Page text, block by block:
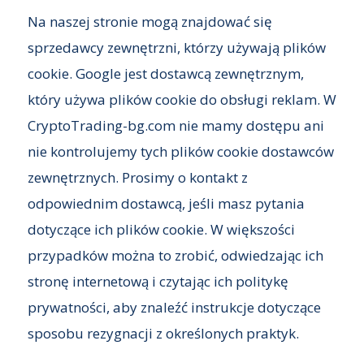
Na naszej stronie mogą znajdować się
sprzedawcy zewnętrzni, którzy używają plików
cookie. Google jest dostawcą zewnętrznym,
który używa plików cookie do obsługi reklam. W
CryptoTrading-bg.com nie mamy dostępu ani
nie kontrolujemy tych plików cookie dostawców
zewnętrznych. Prosimy o kontakt z
odpowiednim dostawcą, jeśli masz pytania
dotyczące ich plików cookie. W większości
przypadków można to zrobić, odwiedzając ich
stronę internetową i czytając ich politykę
prywatności, aby znaleźć instrukcje dotyczące
sposobu rezygnacji z określonych praktyk.